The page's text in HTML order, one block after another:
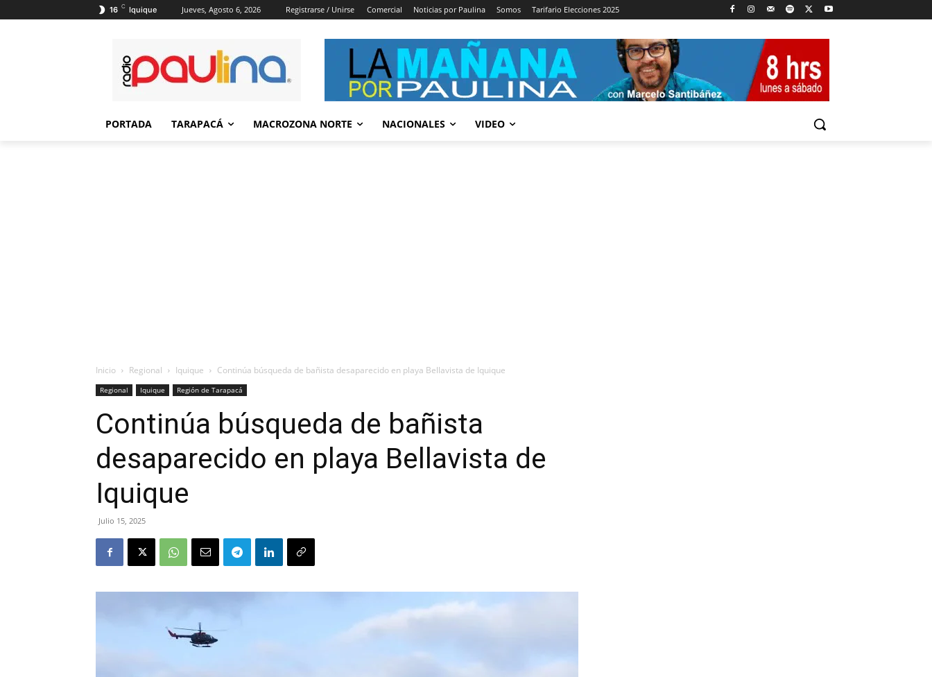
16 C Iquique Jueves, Agosto 6, 2026 Registrarse / Unirse Comercial Noticias por Paulina Somos Tarifario Elecciones 2025
PORTADA TARAPACÁ MACROZONA NORTE NACIONALES VIDEO
Inicio Regional Iquique Continúa búsqueda de bañista desaparecido en playa Bellavista de Iquique
Regional Iquique Región de Tarapacá
Continúa búsqueda de bañista
desaparecido en playa Bellavista de
Iquique
Julio 15, 2025